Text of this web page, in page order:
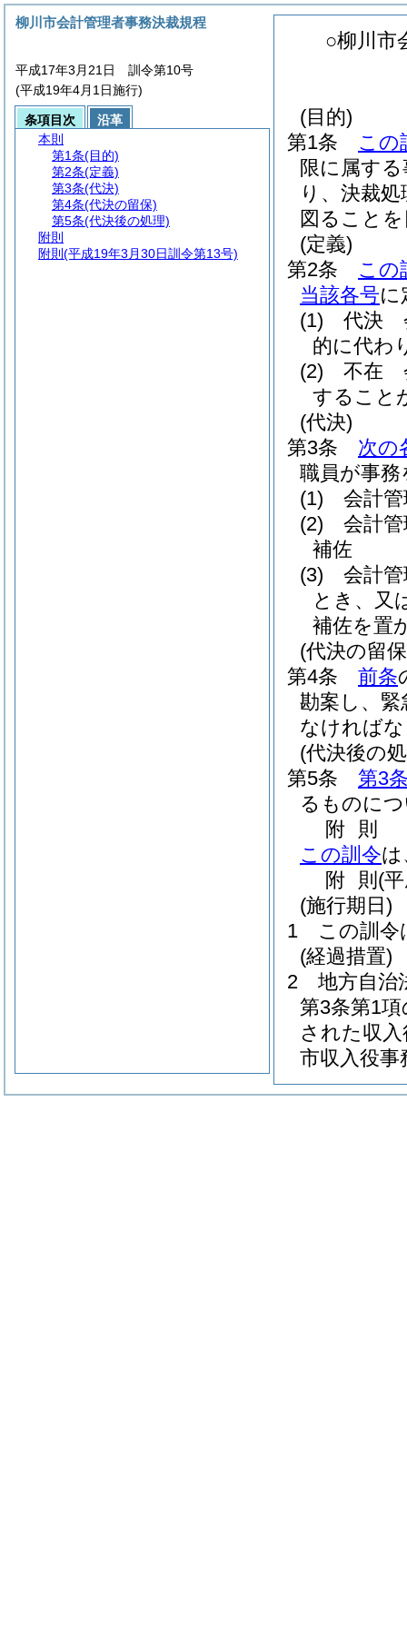
○柳川市
(目的)
第1条
この
限に属す
り、決裁
図ること
(定義)
第2条
この
当該各号に
(1)
代決
的に代わ
(2)
不在
すること
(代決)
第3条
次の
職員が事
(1)
会計
(2)
会計
補佐
(3)
会計
とき、又
補佐を置
(代決の留
第4条
前条
勘案し、
なければ
(代決後の
第5条
第3
るものに
附 則
この訓令は
附 則 (
(施行期日)
1
この訓令
(経過措置)
2
地方自治
第3条第1
された収
市収入役
柳川市会計管理者事務決裁規程
平成17年3月21日 訓令第10号
(平成19年4月1日施行)
条項目次
沿革
本則
第1条(目的)
第2条(定義)
第3条(代決)
第4条(代決の留保)
第5条(代決後の処理)
附則
附則 (平成19年3月30日訓令第13号)